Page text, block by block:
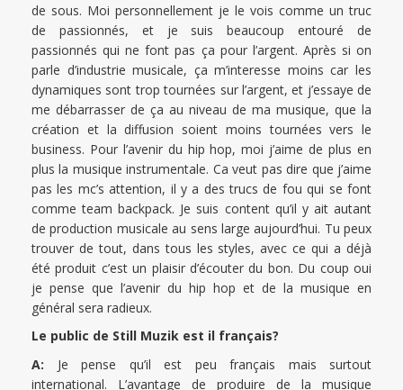
de sous. Moi personnellement je le vois comme un truc
de passionnés, et je suis beaucoup entouré de
passionnés qui ne font pas ça pour l’argent. Après si on
parle d’industrie musicale, ça m’interesse moins car les
dynamiques sont trop tournées sur l’argent, et j’essaye de
me débarrasser de ça au niveau de ma musique, que la
création et la diffusion soient moins tournées vers le
business. Pour l’avenir du hip hop, moi j’aime de plus en
plus la musique instrumentale. Ca veut pas dire que j’aime
pas les mc’s attention, il y a des trucs de fou qui se font
comme team backpack. Je suis content qu’il y ait autant
de production musicale au sens large aujourd’hui. Tu peux
trouver de tout, dans tous les styles, avec ce qui a déjà
été produit c’est un plaisir d’écouter du bon. Du coup oui
je pense que l’avenir du hip hop et de la musique en
général sera radieux.
Le public de Still Muzik est il français?
A: Je pense qu’il est peu français mais surtout
international. L’avantage de produire de la musique